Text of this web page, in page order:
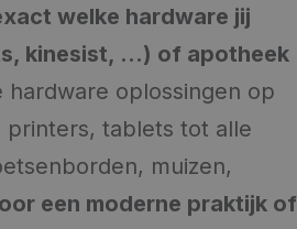
welke hardware jij
kinesist, ...) of apotheek
hardware oplossingen op
printers, tablets tot alle
muizen,
een moderne praktijk of